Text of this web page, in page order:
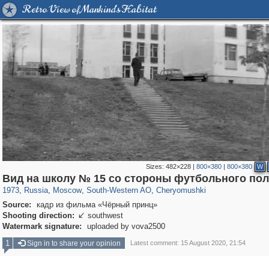
Retro View of Mankind's Habitat
Sizes:482×228 |800×380 |800×380 W
Вид на школу № 15 со стороны футбольного
1973, Russia
1,406,840 29,243
, Moscow
319,864 8,286
, South-Western AO
12,415 76
, Cheryomushki
999 8
Source:
кадр из фильма «Чёрный принц»
Shooting direction:  southwest
Watermark signature:
uploaded by vova2500
1
Sign in to share your opinion Latest comment: 15 August 2020, 21:54